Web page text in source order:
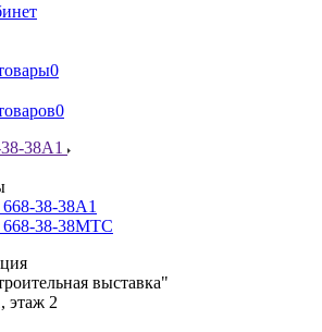
0
0
38A1
38-38A1
38-38МТС
выставка"
этаж 2